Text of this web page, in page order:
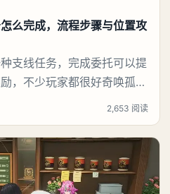
么完成，流程步骤与位置攻
支线任务，完成委托可以提
，不少玩家都很好奇唤孤归
熊就来告诉大家。异环异象
楼区域。Boss所在关键位
路捷径推荐：切换角色娜娜
移，快速翻越建筑外墙、直
2,653 阅读